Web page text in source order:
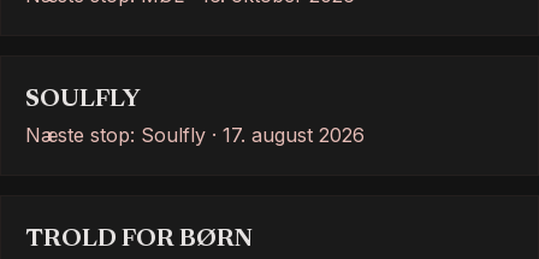
SOULFLY
Næste stop: Soulfly · 17. august 2026
TROLD FOR BØRN